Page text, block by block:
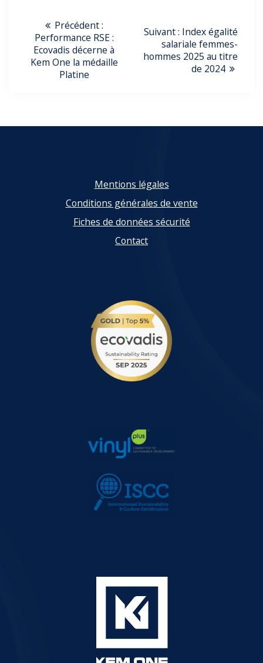
Navigation
L’article
Précédent :Article
précédent
:
Performance RSE :
Ecovadis décerne à
Kem One la médaille
Platine
Suivant : Article
suivant
Index égalité
salariale femmes-
hommes 2025 au titre
de 2024
Mentions légales
Conditions générales de vente
Fiches de données sécurité
Contact